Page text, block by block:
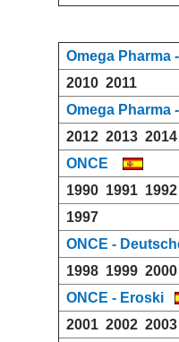
Omega
2010 2011
Omega Pharma
2012 2013 2014
ONCE
1990 1991 1992
1997
ONCE -
1998 1999 2000
ONCE - Eroski
2001 2002 2003